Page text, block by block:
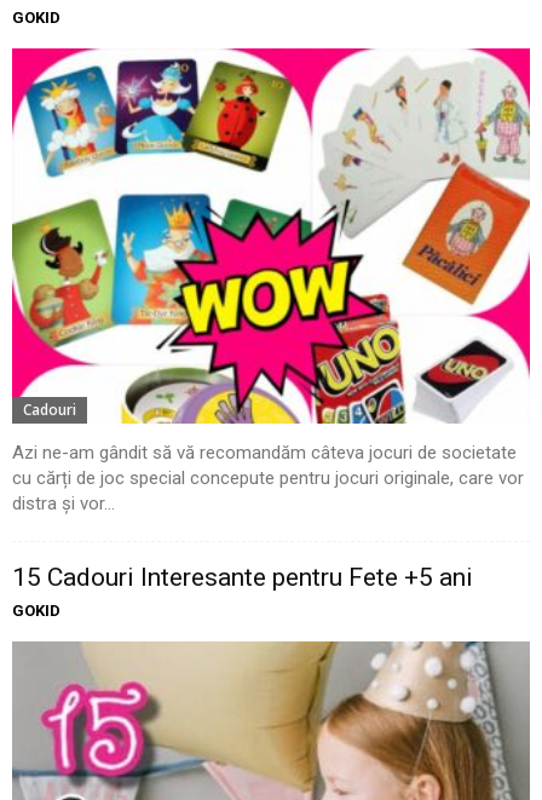
GOKID
Cadouri
Azi ne-am gândit să vă recomandăm câteva jocuri de societate
cu cărți de joc special concepute pentru jocuri originale, care vor
distra și vor...
15 Cadouri Interesante pentru Fete +5 ani
GOKID